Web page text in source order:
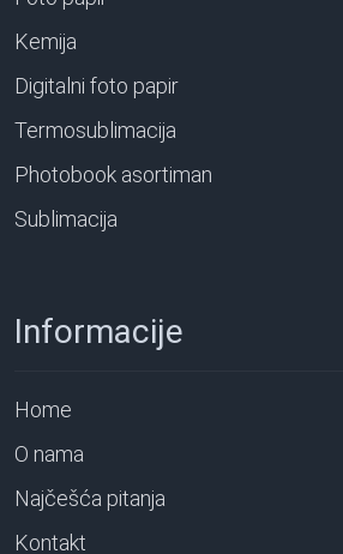
Kemija
Digitalni foto papir
Termosublimacija
Photobook asortiman
Sublimacija
Informacije
Home
O nama
Najčešća pitanja
Kontakt